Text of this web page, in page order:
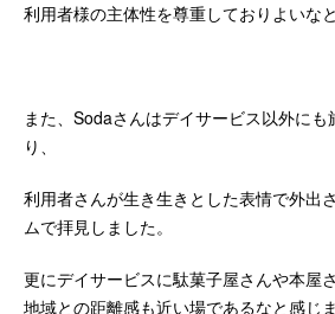
利用者様の主体性を尊重しておりよいな
また、Sodaさんはデイサービス以外に
り、
利用者さんが生き生きとした表情で外出
ムで拝見しました。
更にデイサービスに駄菓子屋さんや本屋
地域との距離感も近い場であるなと感じ